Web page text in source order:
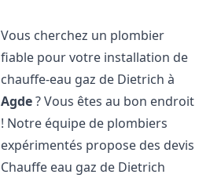
Vous cherchez un plombier
fiable pour votre installation de
chauffe-eau gaz de Dietrich à
Agde? Vous êtes au bon endroit
! Notre équipe de plombiers
expérimentés propose des devis
Chauffe eau gaz de Dietrich